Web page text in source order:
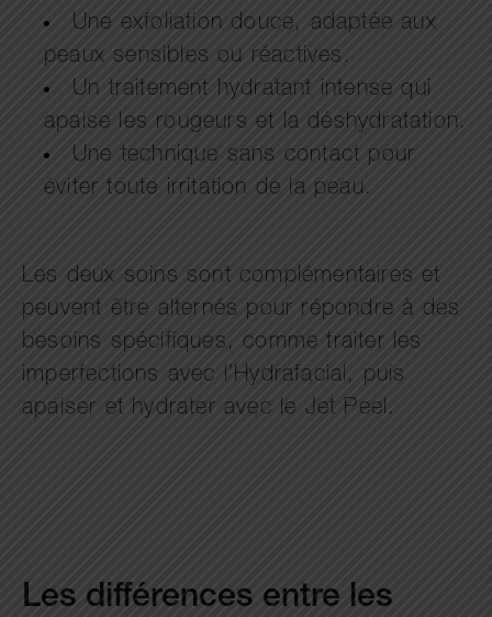
Une exfoliation douce, adaptée aux
peaux sensibles ou réactives.
Un traitement hydratant intense qui
apaise les rougeurs et la déshydratation.
Une technique sans contact pour
éviter toute irritation de la peau.
Les deux soins sont complémentaires et
peuvent être alternés pour répondre à des
besoins spécifiques, comme traiter les
imperfections avec l’Hydrafacial, puis
apaiser et hydrater avec le Jet Peel.
Les différences entre les